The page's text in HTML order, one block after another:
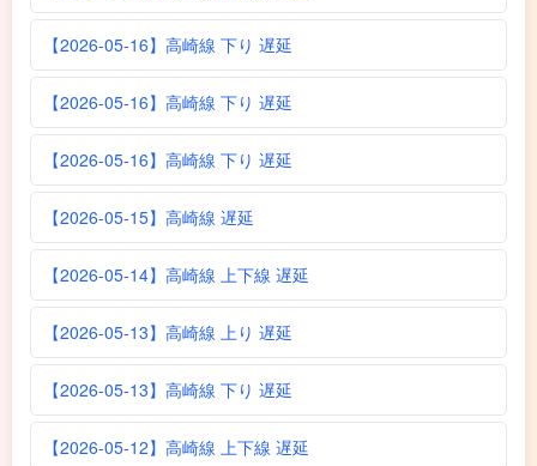
【2026-05-16】高崎線 下り 遅延
【2026-05-16】高崎線 下り 遅延
【2026-05-16】高崎線 下り 遅延
【2026-05-15】高崎線 遅延
【2026-05-14】高崎線 上下線 遅延
【2026-05-13】高崎線 上り 遅延
【2026-05-13】高崎線 下り 遅延
【2026-05-12】高崎線 上下線 遅延